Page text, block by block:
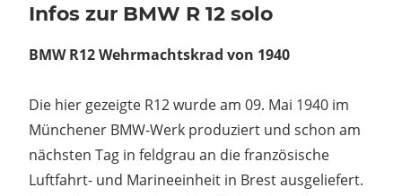
Infos zur BMW R 12 solo
BMW R12 Wehrmachtskrad von 1940
Die hier gezeigte R12 wurde am 09. Mai 1940 im
Münchener BMW-Werk produziert und schon am
nächsten Tag in feldgrau an die französische
Luftfahrt- und Marineeinheit in Brest ausgeliefert.